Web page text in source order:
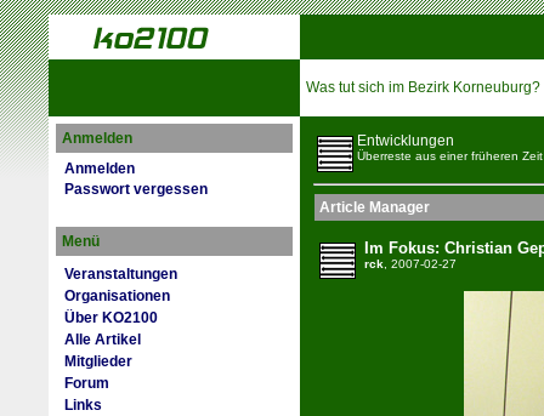
Was tut sich im Bezirk Korneuburg?
Anmelden
Anmelden
Passwort vergessen
Menü
Veranstaltungen
Organisationen
Über KO2100
Alle Artikel
Mitglieder
Forum
Links
Entwicklungen
Überreste aus einer früheren Zeit
Article Manager
Im Fokus: Christian
rck, 2007-02-27